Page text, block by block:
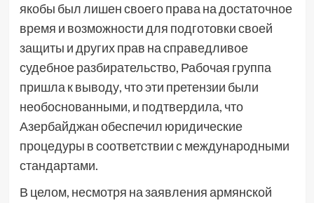
якобы был лишен своего права на достаточное
время и возможности для подготовки своей
защиты и других прав на справедливое
судебное разбирательство, Рабочая группа
пришла к выводу, что эти претензии были
необоснованными, и подтвердила, что
Азербайджан обеспечил юридические
процедуры в соответствии с международными
стандартами.
В целом, несмотря на заявления армянской